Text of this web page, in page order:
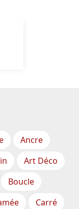
Ancre
Art Déco
Boucle
Carré